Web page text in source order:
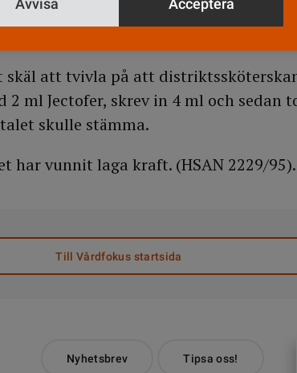
en ampull Jectofer ur asken för att
skäl att tvivla på att
ml Jectofer, skrev in 4 ml och sedan
skulle stämma.
har vunnit laga kraft. (HSAN 2229/95).
Till Vårdfokus startsida
Nyhetsbrev Tipsa oss!